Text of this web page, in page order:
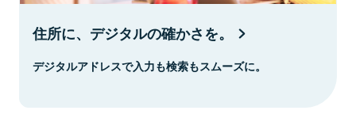
住所に、デジタルの確かさを。
デジタルアドレスで入力も検索もスムーズに。